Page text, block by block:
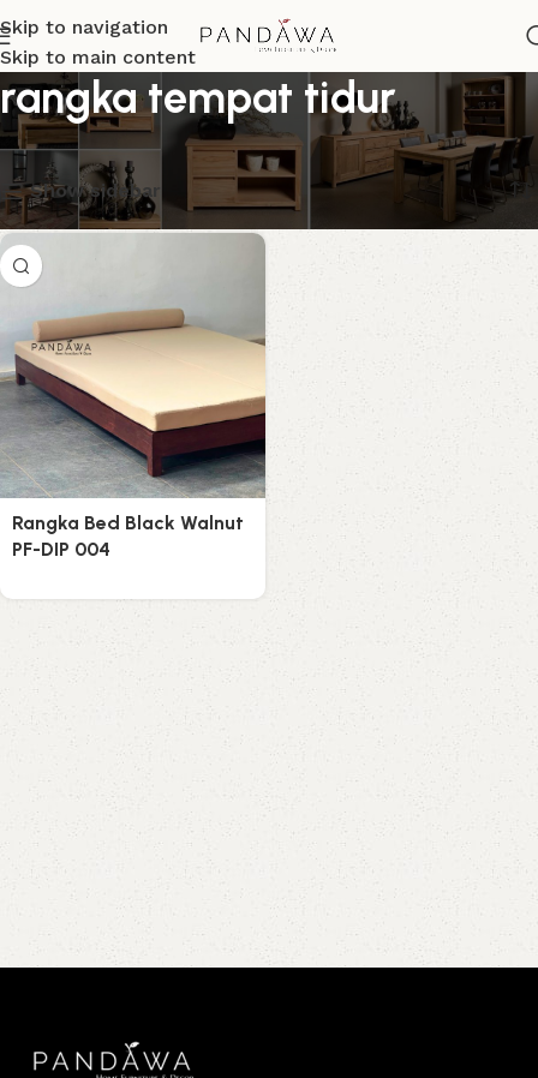
Skip to navigation
Skip to main content
rangka tempat tidur
Menampilkan hasil tunggal
Show sidebar
Rangka Bed Black Walnut
PF-DIP 004